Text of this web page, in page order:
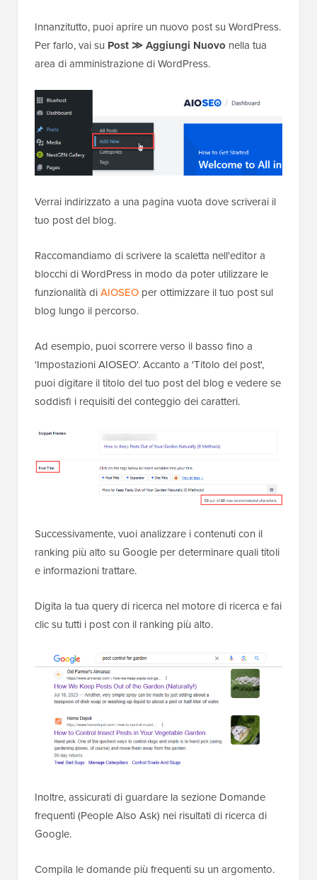
Innanzitutto, puoi aprire un nuovo post su WordPress.
Per farlo, vai su Post ≫ Aggiungi Nuovo nella tua
area di amministrazione di WordPress.
Verrai indirizzato a una pagina vuota dove scriverai il
tuo post del blog.
Raccomandiamo di scrivere la scaletta nell'editor a
blocchi di WordPress in modo da poter utilizzare le
funzionalità diAIOSEO per ottimizzare il tuo post sul
blog lungo il percorso.
Ad esempio, puoi scorrere verso il basso fino a
'Impostazioni AIOSEO'. Accanto a 'Titolo del post',
puoi digitare il titolo del tuo post del blog e vedere se
soddisfi i requisiti del conteggio dei caratteri.
Successivamente, vuoi analizzare i contenuti con il
ranking più alto su Google per determinare quali titoli
e informazioni trattare.
Digita la tua query di ricerca nel motore di ricerca e fai
clic su tutti i post con il ranking più alto.
Inoltre, assicurati di guardare la sezione Domande
frequenti (People Also Ask) nei risultati di ricerca di
Google.
Compila le domande più frequenti su un argomento.